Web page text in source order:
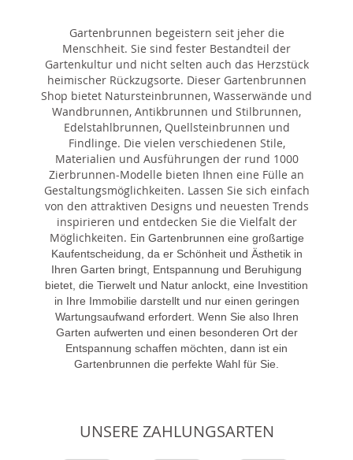
Gartenbrunnen begeistern seit jeher die
Menschheit. Sie sind fester Bestandteil der
Gartenkultur und nicht selten auch das Herzstück
heimischer Rückzugsorte. Dieser Gartenbrunnen
Shop bietet Natursteinbrunnen, Wasserwände und
Wandbrunnen, Antikbrunnen und Stilbrunnen,
Edelstahlbrunnen, Quellsteinbrunnen und
Findlinge. Die vielen verschiedenen Stile,
Materialien und Ausführungen der rund 1000
Zierbrunnen-Modelle bieten Ihnen eine Fülle an
Gestaltungsmöglichkeiten. Lassen Sie sich einfach
von den attraktiven Designs und neuesten Trends
inspirieren und entdecken Sie die Vielfalt der
Möglichkeiten. Ein Gartenbrunnen eine großartige
Kaufentscheidung, da er Schönheit und Ästhetik in
Ihren Garten bringt, Entspannung und Beruhigung
bietet, die Tierwelt und Natur anlockt, eine Investition
in Ihre Immobilie darstellt und nur einen geringen
Wartungsaufwand erfordert. Wenn Sie also Ihren
Garten aufwerten und einen besonderen Ort der
Entspannung schaffen möchten, dann ist ein
Gartenbrunnen die perfekte Wahl für Sie.
UNSERE ZAHLUNGSARTEN